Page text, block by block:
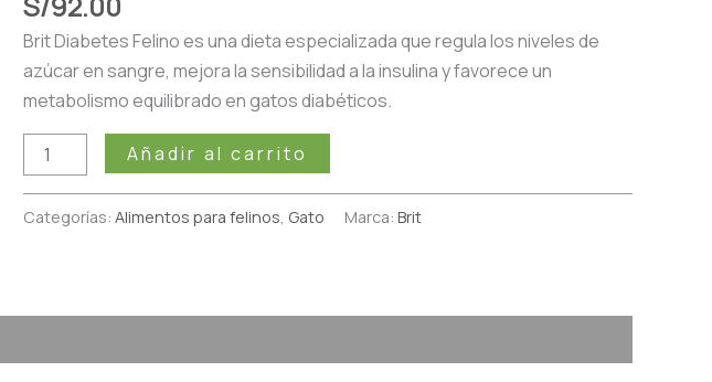
Brit Diabetes Felino es una dieta especializada que regula los niveles de
azúcar en sangre, mejora la sensibilidad a la insulina y favorece un
metabolismo equilibrado en gatos diabéticos.
Añadir al carrito
Categorías: Alimentos para felinos, Gato Marca: Brit